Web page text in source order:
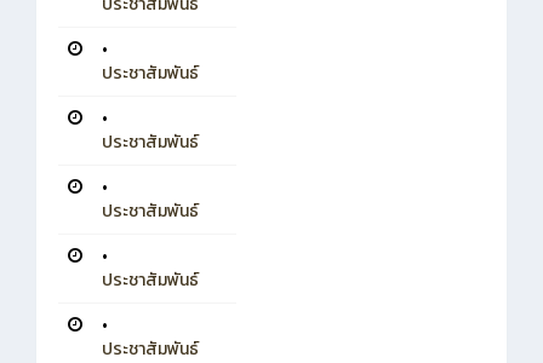
•
ประชาสัมพันธ์
•
ประชาสัมพันธ์
•
ประชาสัมพันธ์
•
ประชาสัมพันธ์
•
ประชาสัมพันธ์